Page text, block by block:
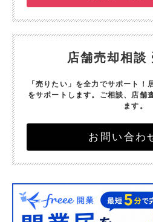
店舗売却相談
「売りたい」を全力でサポート！
をサポートします。 ご相談、店舗
ます。
お問い合わ